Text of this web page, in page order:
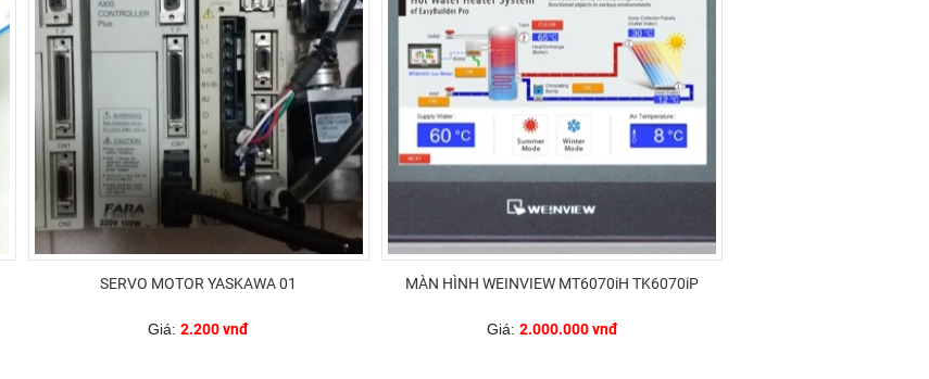
SERVO MOTOR YASKAWA 01
Giá:2.200 vnđ
MÀN HÌNH WEINVIEW MT6070iH TK6070iP
Giá: 2.000.000 vnđ